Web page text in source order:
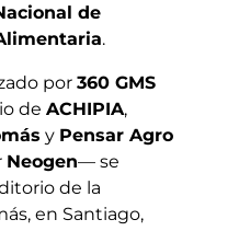
de
.
por 360 GMS
de ACHIPIA,
y Pensar Agro
Neogen— se
de la
en Santiago,